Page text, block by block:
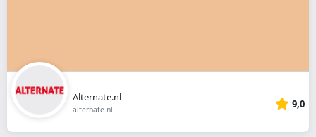
Alternate.nl
alternate.nl 9,0